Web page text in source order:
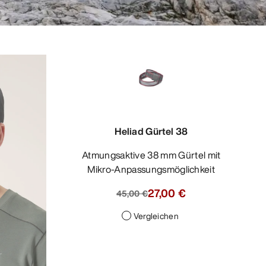
Heliad Gürtel 38
Atmungsaktive 38 mm Gürtel mit
Mikro-Anpassungsmöglichkeit
45,00 €27,00 €
Vergleichen